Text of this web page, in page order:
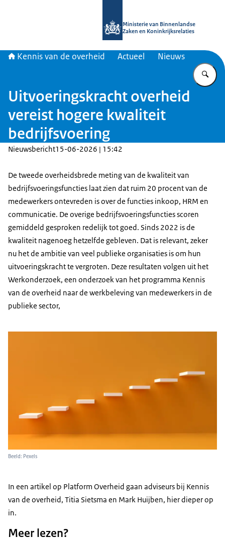
Ministerie van Binnenlandse
Zaken en Koninkrijksrelaties
Kennis van de overheid Actueel Nieuws
Uitvoeringskracht overheid
vereist hogere kwaliteit
bedrijfsvoering
Nieuwsbericht15-06-2026 | 15:42
De tweede overheidsbrede meting van de kwaliteit van
bedrijfsvoeringsfuncties laat zien dat ruim 20 procent van de
medewerkers ontevreden is over de functies inkoop, HRM en
communicatie. De overige bedrijfsvoeringsfuncties scoren
gemiddeld gesproken redelijk tot goed. Sinds 2022 is de
kwaliteit nagenoeg hetzelfde gebleven. Dat is relevant, zeker
nu het de ambitie van veel publieke organisaties is om hun
uitvoeringskracht te vergroten. Deze resultaten volgen uit het
Werkonderzoek, een onderzoek van het programma Kennis
van de overheid naar de werkbeleving van medewerkers in de
publieke sector,
Beeld: Pexels
In een artikel op Platform Overheid gaan adviseurs bij Kennis
van de overheid, Titia Sietsma en Mark Huijben, hier dieper op
in.
Meer lezen?